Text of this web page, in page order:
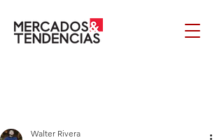
Walter Rivera